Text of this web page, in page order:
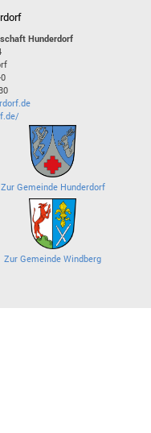
Hunderdorf
Zur Gemeinde Hunderdorf
Zur Gemeinde Windberg